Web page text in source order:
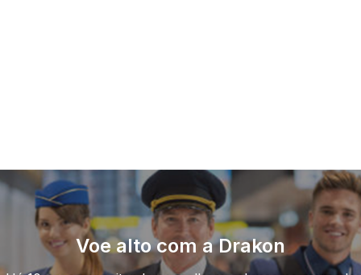
Voe alto com a Drakon